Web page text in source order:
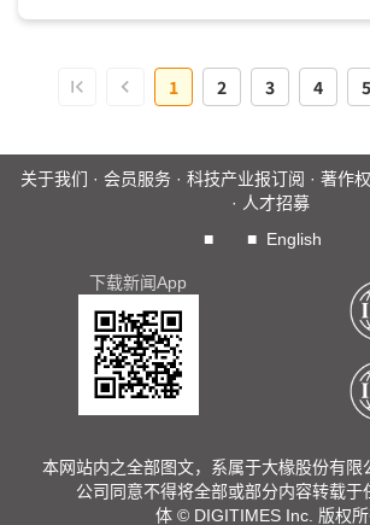
1 2 3 4 5
关于我们 · 会员服务· 科技产业报订阅 · 著作权
· 人才招募
■
■ English
下载新闻App
本网站内之全部图文，系属于大椽股份有限
公司同意不得将全部或部分内容转载于
体 © DIGITIMES Inc. 版权